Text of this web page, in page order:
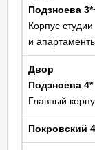
Подзноева
Корпус студии
и
Двор
Подзноева 4*
Главный
Покровский